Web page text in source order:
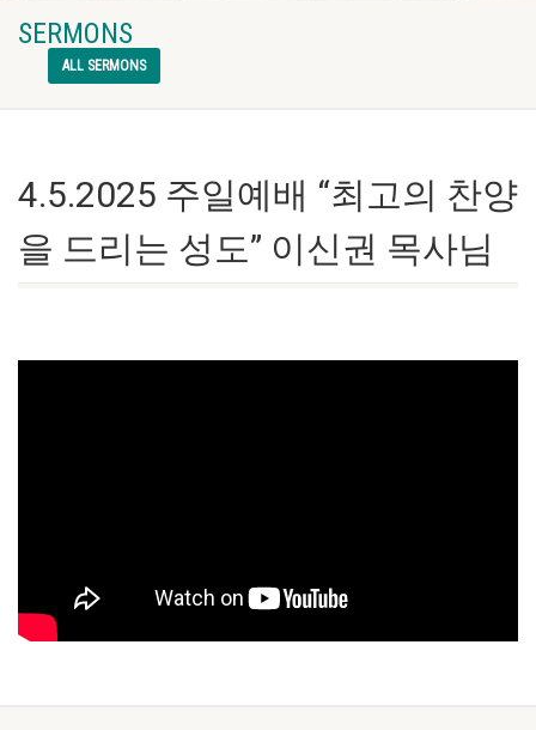
SERMONS
ALL SERMONS
4.5.2025 주일예배 “최고의 찬양
을 드리는 성도” 이신권 목사님